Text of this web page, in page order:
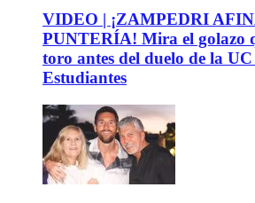
VIDEO | ¡ZAMPEDRI
PUNTERÍA! Mira el golazo
toro antes del duelo de la
Estudiantes